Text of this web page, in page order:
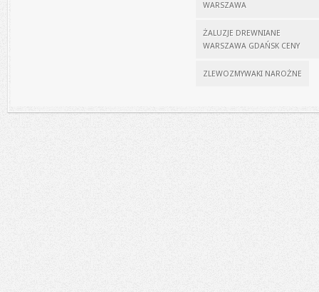
WARSZAWA
ŻALUZJE DREWNIANE
WARSZAWA GDAŃSK CENY
ZLEWOZMYWAKI NAROŻNE